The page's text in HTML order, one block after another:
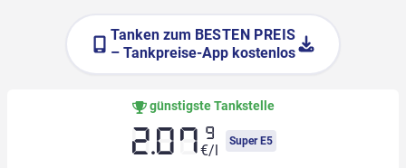
Tanken zum BESTEN PREIS
– Tankpreise-App kostenlos
günstigste Tankstelle
2.07 9
€/l
Super E5